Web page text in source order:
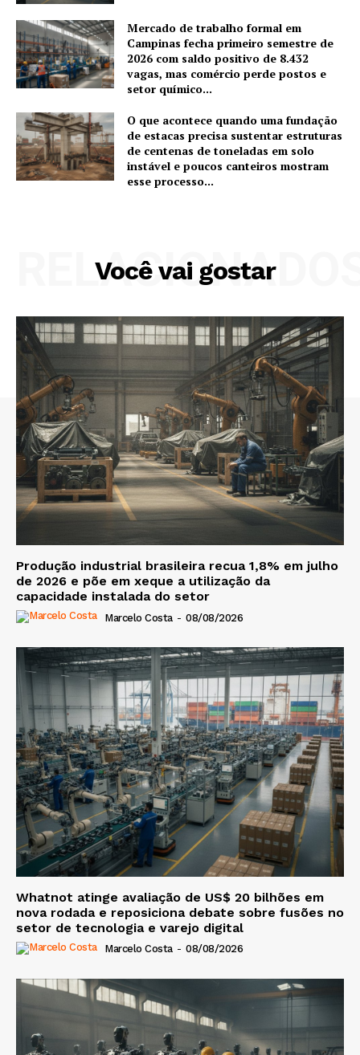
Mercado de trabalho formal em
Campinas fecha primeiro semestre de
2026 com saldo positivo de 8.432
vagas, mas comércio perde postos e
setor químico...
O que acontece quando uma fundação
de estacas precisa sustentar estruturas
de centenas de toneladas em solo
instável e poucos canteiros mostram
esse processo...
Você vai gostar
Produção industrial brasileira recua 1,8% em julho
de 2026 e põe em xeque a utilização da
capacidade instalada do setor
Marcelo Costa - 08/08/2026
Whatnot atinge avaliação de US$ 20 bilhões em
nova rodada e reposiciona debate sobre fusões no
setor de tecnologia e varejo digital
Marcelo Costa - 08/08/2026